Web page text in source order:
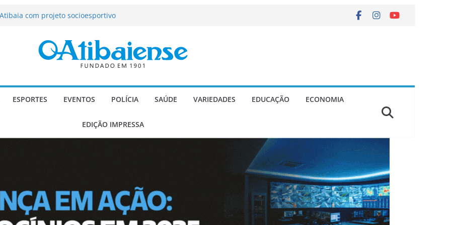
passa a contar com novo reforço
e Morango abre programação
infantis e valorização dos produtores
a deputado estadual é
ESPORTES EVENTOS POLÍCIA SAÚDE VARIEDADES EDUCAÇÃO ECONOMIA
EDIÇÃO IMPRESSA